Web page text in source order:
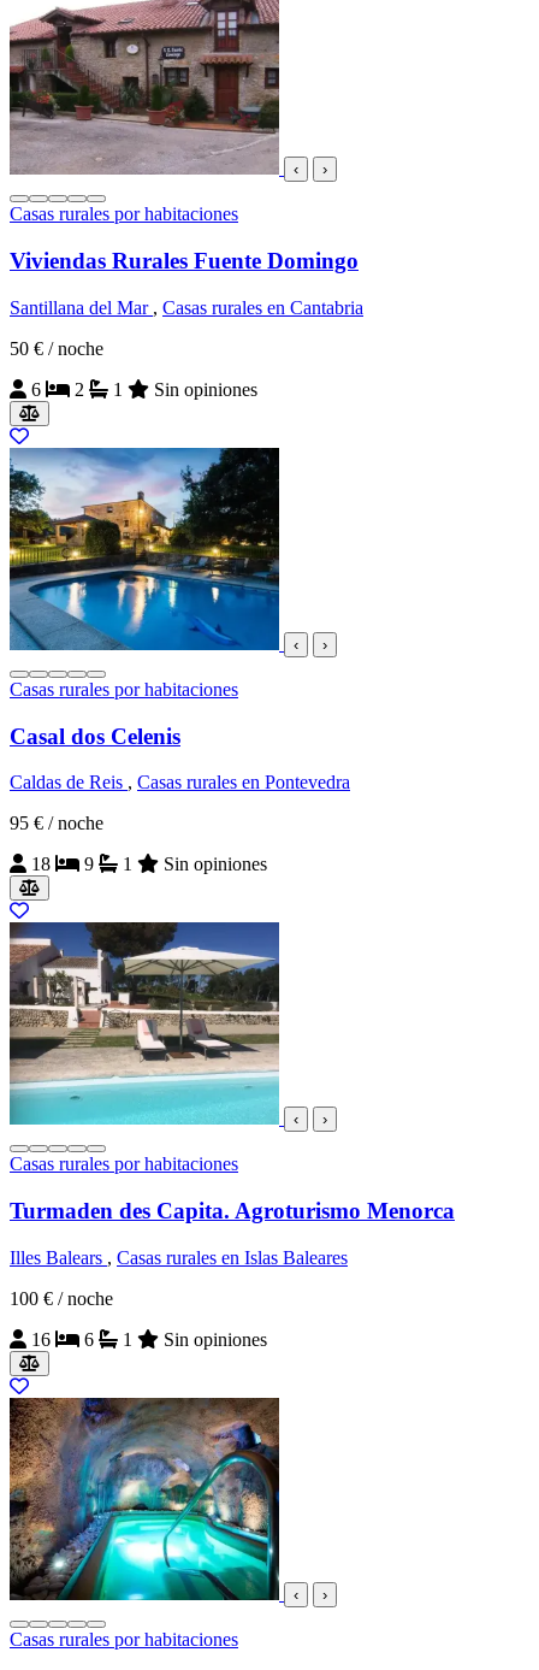
‹ ›
Casas rurales por habitaciones
Viviendas Rurales Fuente Domingo
Santillana del Mar , Casas rurales en Cantabria
50 € / noche
6
2 1 Sin opiniones
‹ ›
Casas rurales por habitaciones
Casal dos Celenis
Caldas de Reis , Casas rurales en Pontevedra
95 € / noche
18
9 1 Sin opiniones
‹ ›
Casas rurales por habitaciones
Turmaden des Capita. Agroturismo Menorca
Illes Balears , Casas rurales en Islas Baleares
100 € / noche
16
6 1 Sin opiniones
‹ ›
Casas rurales por habitaciones